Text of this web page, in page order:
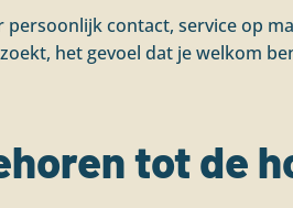
contact, service op
het gevoel dat je welkom
tot de